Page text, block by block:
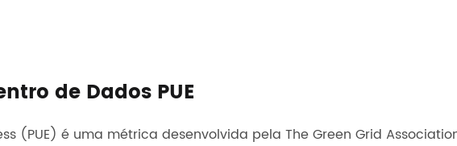
de Dados PUE
(PUE) é uma métrica desenvolvida pela The Green Grid